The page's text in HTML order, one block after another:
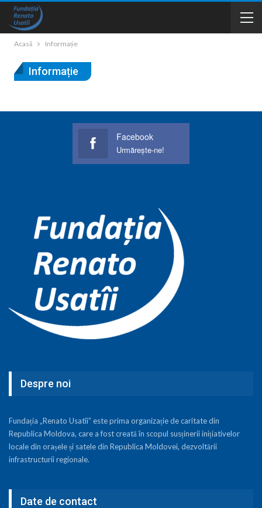
Acasă Informație
Informație
Facebook
Urmărește-ne!
Despre noi
Fundația „Renato Usatîi” este prima organizație de caritate din
Republica Moldova, care a fost creată în scopul susținerii inițiativelor
locale din orașele și satele din Republica Moldovei, dezvoltării
infrastructurii regionale.
Date de contact